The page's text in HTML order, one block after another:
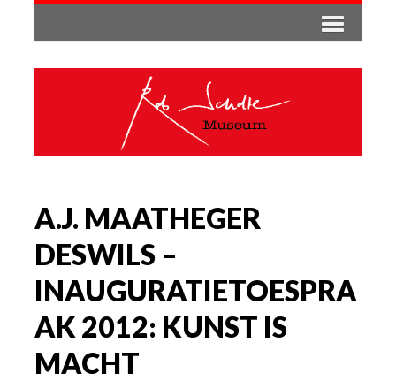
A.J. MAATHEGER
DESWILS –
INAUGURATIETOESPRA
AK 2012: KUNST IS
MACHT